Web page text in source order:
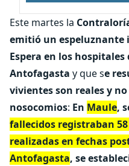
Este martes la
emitió un espeluznante
Espera en los
Antofagasta y que se
vivientes son reales y
nosocomios: En Maule,
fallecidos registraban
realizadas en fechas
Antofagasta, se